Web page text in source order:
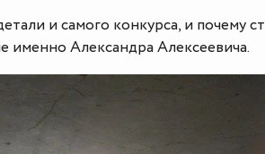
и самого конкурса, и почему
именно Александра Алексеевича.